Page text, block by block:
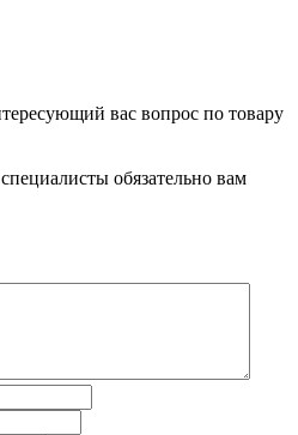
вас вопрос по товару
обязательно вам